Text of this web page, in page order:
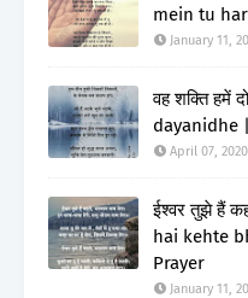
mein tu
January 11,
वह शक्ति हमें
dayanidhe
April 07, 2020
ईश्वर तुझे हैं
hai kehte
Prayer
January 11,